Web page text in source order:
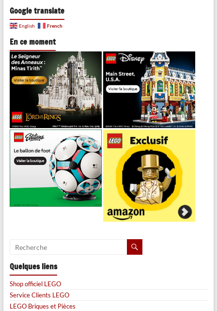
Google translate
English French
En ce moment
Quelques liens
Shop officiel LEGO
Service Clients LEGO
LEGO Briques et Pièces